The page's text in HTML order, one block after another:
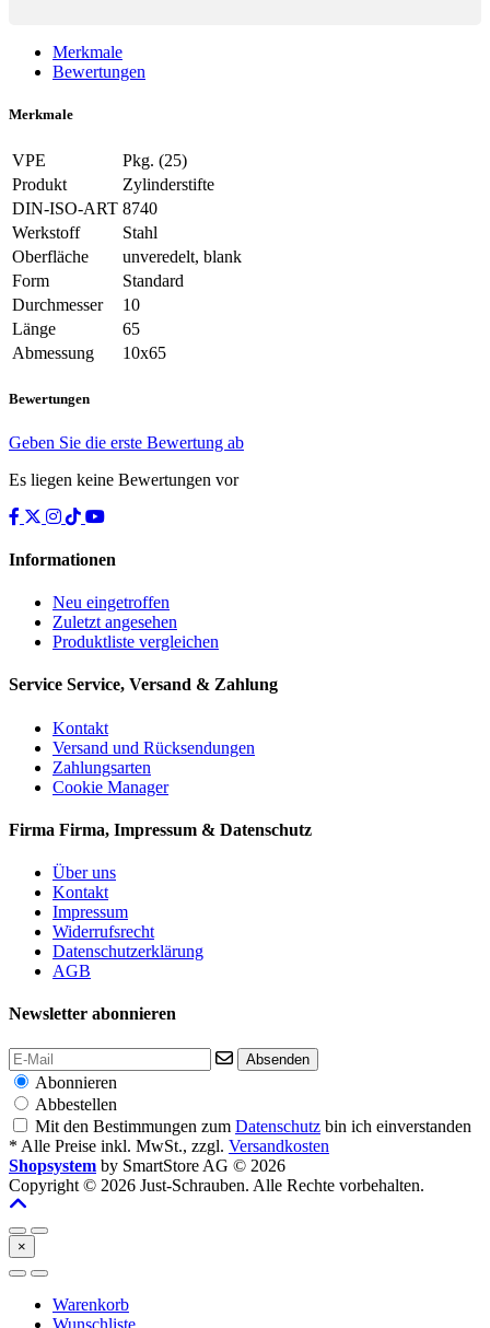
Merkmale
Bewertungen
Merkmale
VPE
Pkg. (25)
Produkt
Zylinderstifte
DIN-ISO-ART 8740
Werkstoff
Stahl
Oberfläche
unveredelt, blank
Form
Standard
Durchmesser
10
Länge
65
Abmessung
10x65
Bewertungen
Geben Sie die erste Bewertung ab
Es liegen keine Bewertungen vor
Informationen
Neu eingetroffen
Zuletzt angesehen
Produktliste vergleichen
Service Service, Versand & Zahlung
Kontakt
Versand und Rücksendungen
Zahlungsarten
Cookie Manager
Firma Firma, Impressum & Datenschutz
Über uns
Kontakt
Impressum
Widerrufsrecht
Datenschutzerklärung
AGB
Newsletter abonnieren
Absenden
Abonnieren
Abbestellen
Mit den Bestimmungen zum Datenschutz bin ich einverstanden
* Alle Preise inkl. MwSt., zzgl. Versandkosten
Shopsystem by SmartStore AG © 2026
Copyright © 2026 Just-Schrauben. Alle Rechte vorbehalten.
×
Warenkorb
Wunschliste